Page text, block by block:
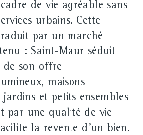
de vie agréable sans
urbains. Cette
par un marché
: Saint-Maur séduit
de son offre —
maisons
et petits ensembles
par une qualité de vie
la revente d'un bien.